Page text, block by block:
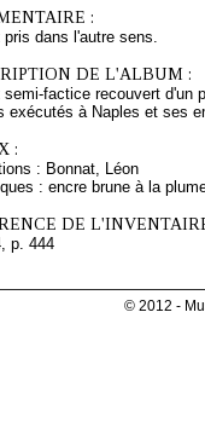
:
pris dans l'autre sens.
DE L'ALBUM :
semi-factice recouvert d'un
exécutés à Naples et ses
:
: Bonnat, Léon
: encre brune à la
DE
p. 444
© 2012 -